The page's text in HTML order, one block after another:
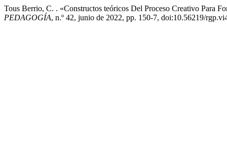
Tous Berrio, C. . «Constructos teóricos Del Proceso Creativo Para
PEDAGOGÍA, n.º 42, junio de 2022, pp. 150-7, doi:10.56219/